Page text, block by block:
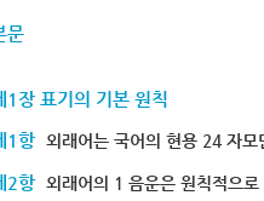
문
1장 표기의 기본 원칙
1항 외래어는 국어의 현용 24 자모
2항 외래어의 1 음운은 원칙적으로